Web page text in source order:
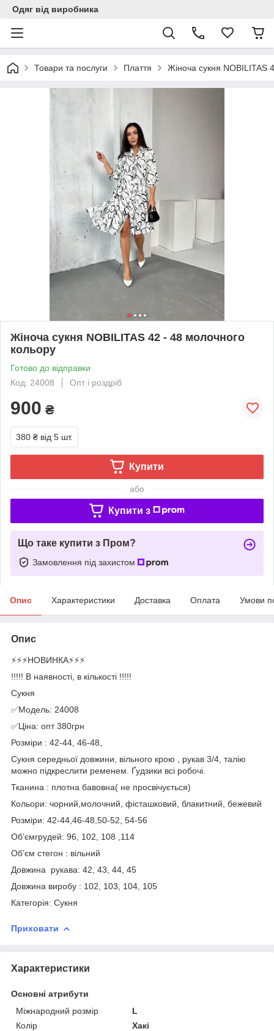
Одяг від виробника
Товари та послуги Плаття Жіноча сукня NOBILITAS
Жіноча сукня NOBILITAS 42 - 48 молочного
кольору
Готово до відправки
Код: 24008
Опт і роздріб
900 ₴
380 ₴ від 5 шт.
Купити
або
Купити з
Що таке купити з Пром?
Замовлення під захистом
Опис Характеристики Доставка Оплата Умови
Опис
⚡️⚡️⚡️НОВИНКА⚡️⚡️⚡️
!!!!! В наявності, в кількості !!!!!
Сукня
✅Модель: 24008
✅Ціна: опт 380грн
Розміри : 42-44, 46-48,
Сукня середньої довжини, вільного крою , рукав 3/4, талію
можно підкреслити ременем. Ґудзики всі робочі.
Тканина : плотна бавовна( не просвічується)
Кольори: чорний,молочний, фісташковий, блакитний, бежевий
Розміри: 42-44,46-48,50-52, 54-56
Об’ємгрудей: 96, 102, 108 ,114
Обʼєм стегон : вільний
Довжина рукава: 42, 43, 44, 45
Довжина виробу : 102, 103, 104, 105
Категорія: Сукня
Приховати
Характеристики
Основні атрибути
Міжнародний розмір
L
Колір
Хакі